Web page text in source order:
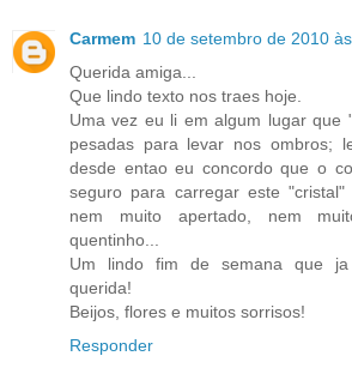
Carmem 10 de setembro de 2010
Querida amiga...
Que lindo texto nos traes hoje.
Uma vez eu li em algum lugar que
pesadas para levar nos ombros;
desde entao eu concordo que o
seguro para carregar este "cristal"
nem muito apertado, nem
quentinho...
Um lindo fim de semana que
querida!
Beijos, flores e muitos sorrisos!
Responder